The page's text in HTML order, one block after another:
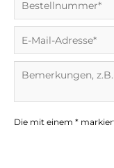
Die mit einem *